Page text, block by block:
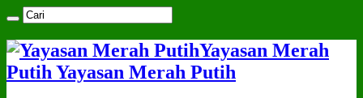
Yayasan Merah
Putih Yayasan Merah Putih